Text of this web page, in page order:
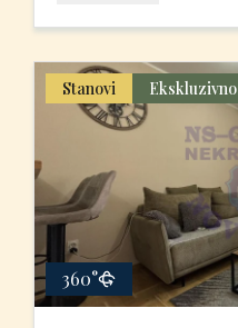
Stanovi Ekskluzivno
360°